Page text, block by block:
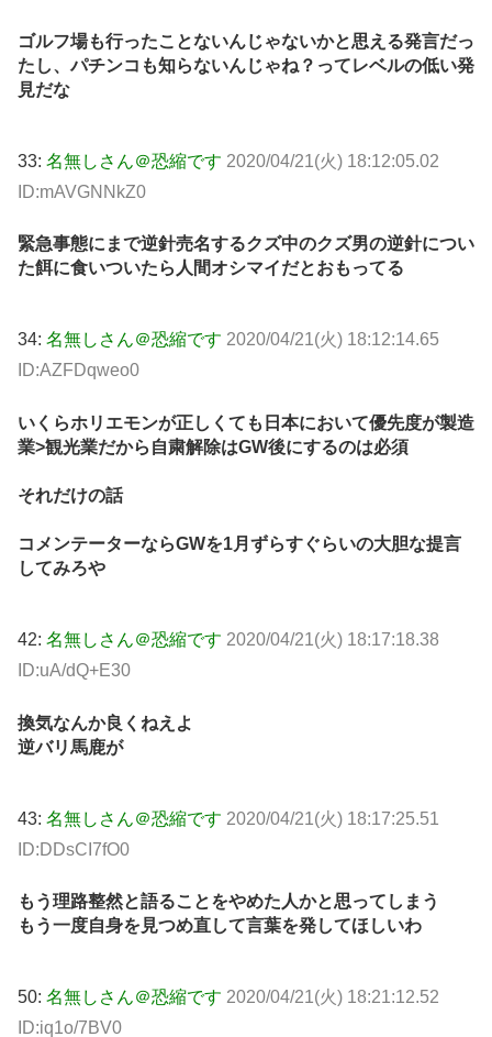
ゴルフ場も行ったことないんじゃないかと思える発言だっ
たし、パチンコも知らないんじゃね？ってレベルの低い発
見だな
33: 名無しさん＠恐縮です 2020/04/21(火) 18:12:05.02
ID:mAVGNNkZ0
緊急事態にまで逆針売名するクズ中のクズ男の逆針につい
た餌に食いついたら人間オシマイだとおもってる
34: 名無しさん＠恐縮です 2020/04/21(火) 18:12:14.65
ID:AZFDqweo0
いくらホリエモンが正しくても日本において優先度が製造
業>観光業だから自粛解除はGW後にするのは必須
それだけの話
コメンテーターならGWを1月ずらすぐらいの大胆な提言
してみろや
42: 名無しさん＠恐縮です 2020/04/21(火) 18:17:18.38
ID:uA/dQ+E30
換気なんか良くねえよ
逆バリ馬鹿が
43: 名無しさん＠恐縮です 2020/04/21(火) 18:17:25.51
ID:DDsCI7fO0
もう理路整然と語ることをやめた人かと思ってしまう
もう一度自身を見つめ直して言葉を発してほしいわ
50: 名無しさん＠恐縮です 2020/04/21(火) 18:21:12.52
ID:iq1o/7BV0